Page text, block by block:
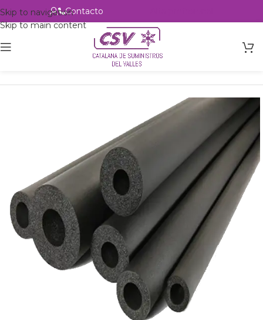
Skip to navigation
Skip to main content
Contacto
Accesorios Aislante